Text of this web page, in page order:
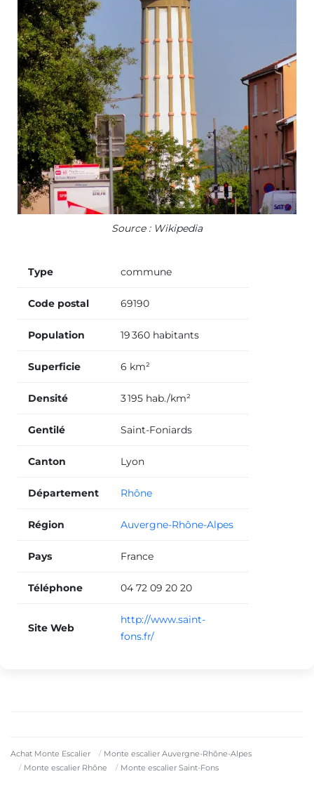
Achat Monte Escalier
Monte escalier Auvergne-Rhône-Alpes
Monte escalier Rhône
Monte escalier Saint-Fons
Source : Wikipedia
Type commune
Code postal 69190
Population 19 360 habitants
Superficie 6 km²
Densité 3 195 hab./km²
Gentilé Saint-Foniards
Canton Lyon
Département Rhône
Région Auvergne-Rhône-Alpes
Pays France
Téléphone 04 72 09 20 20
Site Web
http://www.saint-
fons.fr/